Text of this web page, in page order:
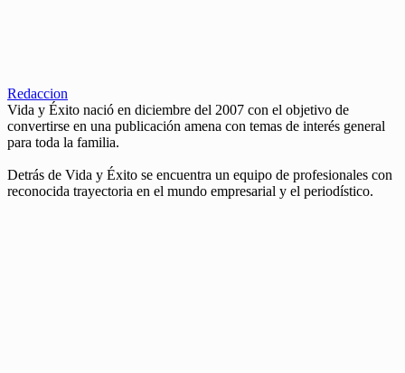
Redaccion
Vida y Éxito nació en diciembre del 2007 con el objetivo de
convertirse en una publicación amena con temas de interés general
para toda la familia.
Detrás de Vida y Éxito se encuentra un equipo de profesionales con
reconocida trayectoria en el mundo empresarial y el periodístico.